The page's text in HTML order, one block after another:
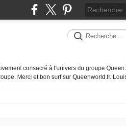
consacré à l'univers du groupe
Merci et bon surf sur Queenworld.fr.